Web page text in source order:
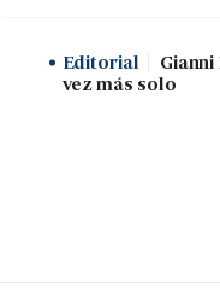
Editorial
vez más solo